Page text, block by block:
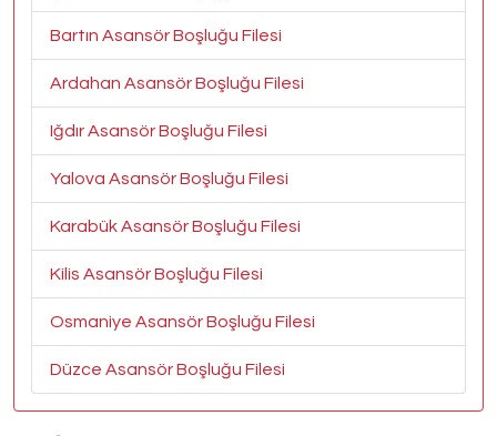
Bartın Asansör Boşluğu Filesi
Ardahan Asansör Boşluğu Filesi
Iğdır Asansör Boşluğu Filesi
Yalova Asansör Boşluğu Filesi
Karabük Asansör Boşluğu Filesi
Kilis Asansör Boşluğu Filesi
Osmaniye Asansör Boşluğu Filesi
Düzce Asansör Boşluğu Filesi